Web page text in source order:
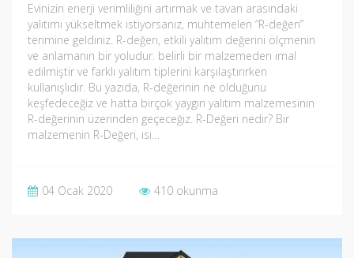
Evinizin enerji verimliliğini artırmak ve tavan arasındaki
yalıtımı yükseltmek istiyorsanız, muhtemelen “R-değeri”
terimine geldiniz. R-değeri, etkili yalıtım değerini ölçmenin
ve anlamanın bir yoludur. belirli bir malzemeden imal
edilmiştir ve farklı yalıtım tiplerini karşılaştırırken
kullanışlıdır. Bu yazıda, R-değerinin ne olduğunu
keşfedeceğiz ve hatta birçok yaygın yalıtım malzemesinin
R-değerinin üzerinden geçeceğiz. R-Değeri nedir? Bir
malzemenin R-Değeri, ısı…
04 Ocak 2020 410 okunma